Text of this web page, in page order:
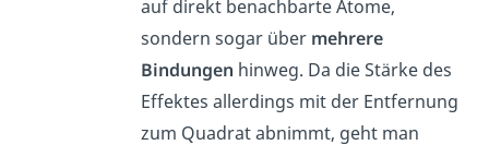
auf direkt benachbarte Atome,
sondern sogar über mehrere
Bindungen hinweg. Da die Stärke des
Effektes allerdings mit der Entfernung
zum Quadrat abnimmt, geht man